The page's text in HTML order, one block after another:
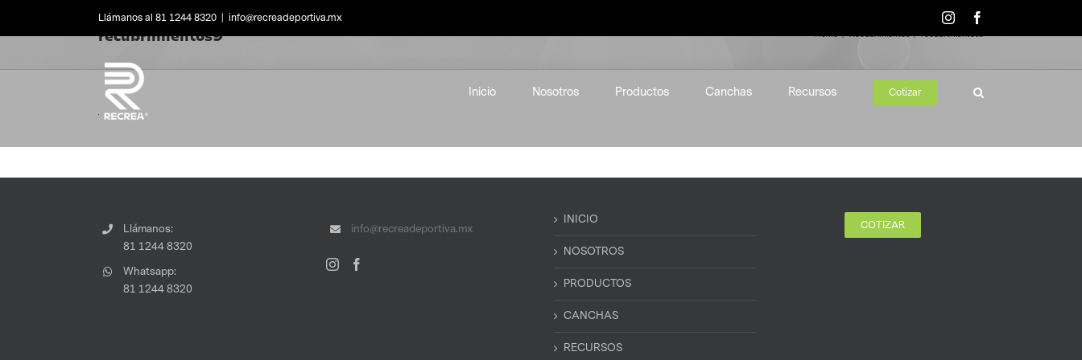
content
Llámanos al 81 1244 8320 info@recreadeportiva.mx Instagram
Inicio Nosotros Productos Canchas Recursos Cotizar
recubrimientos9 Home Recubrimientos recubrimientos9
Llámanos:
81 1244 8320
Whatsapp:
81 1244 8320
info@recreadeportiva.mx
INICIO
NOSOTROS
PRODUCTOS
CANCHAS
RECURSOS
COTIZAR